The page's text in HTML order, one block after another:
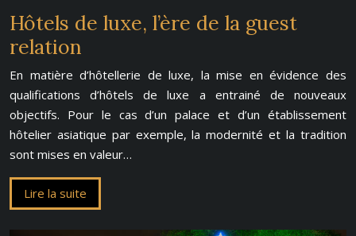
Hôtels de luxe, l’ère de la guest
relation
En matière d’hôtellerie de luxe, la mise en évidence des
qualifications d’hôtels de luxe a entrainé de nouveaux
objectifs. Pour le cas d’un palace et d’un établissement
hôtelier asiatique par exemple, la modernité et la tradition
sont mises en valeur…
Lire la suite